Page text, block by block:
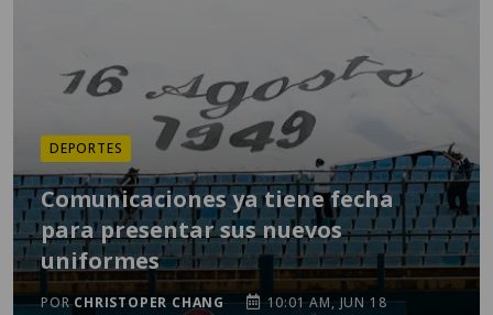
DEPORTES
Comunicaciones ya tiene fecha
para presentar sus nuevos
uniformes
PORCHRISTOPER CHANG 10:01 AM, JUN 18